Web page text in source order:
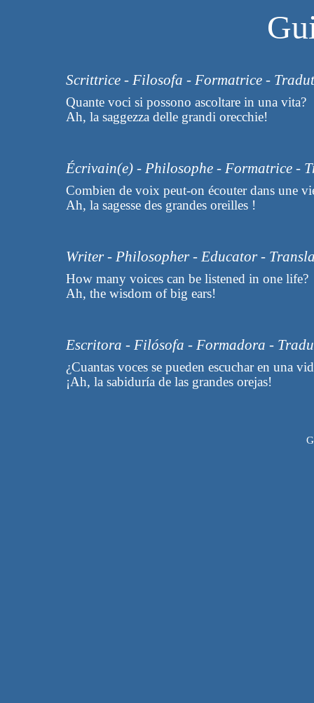
Scrittrice - Filosofa - Formatrice -
Quante voci si possono ascoltare in una vita?
Ah, la saggezza delle grandi orecchie!
Écrivain(e) - Philosophe - Formatrice -
Combien de voix peut-on écouter dans une
Ah, la sagesse des grandes oreilles !
Writer - Philosopher - Educator -
How many voices can be listened in one life?
Ah, the wisdom of big ears!
Escritora - Filósofa - Formadora -
¿Cuantas voces se pueden escuchar en una
¡Ah, la sabiduría de las grandes orejas!